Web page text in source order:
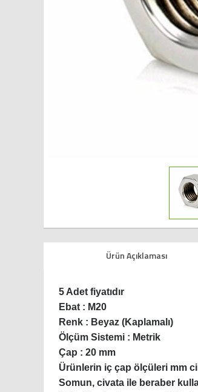
Ürün Açıklaması
5 Adet fiyatıdır
Ebat : M20
Renk : Beyaz (Kaplamalı)
Ölçüm Sistemi : Metrik
Çap : 20 mm
Ürünlerin iç çap ölçüleri mm
Somun, civata ile beraber